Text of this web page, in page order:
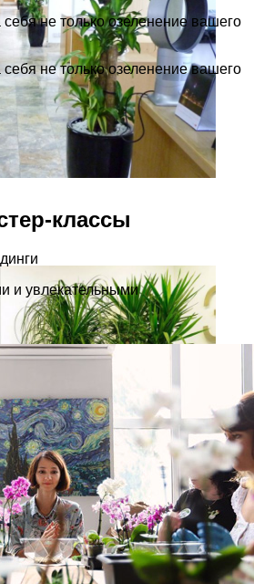
не только озеленение вашего
не только озеленение вашего
классы
и увлекательными